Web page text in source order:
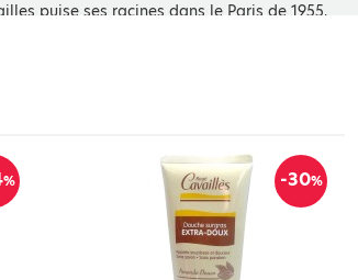
puise ses racines dans le Paris de 1955,
Cavaillès, toujours visible de nos jours
créant un savon surgras, spécialement
la marque phare en matière d’hygiène des
à des tests dermatologiques et
peaux les plus sensibles.
% -30%